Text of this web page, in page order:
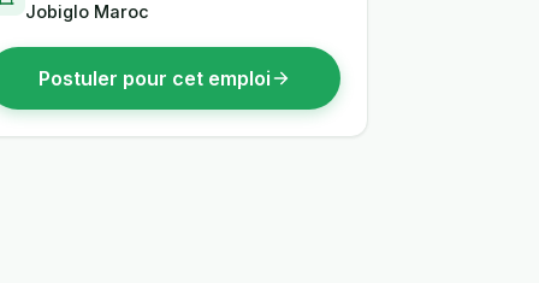
Jobiglo Maroc
Postuler pour cet emploi